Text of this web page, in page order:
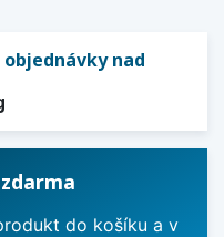
nad
do košíku a v